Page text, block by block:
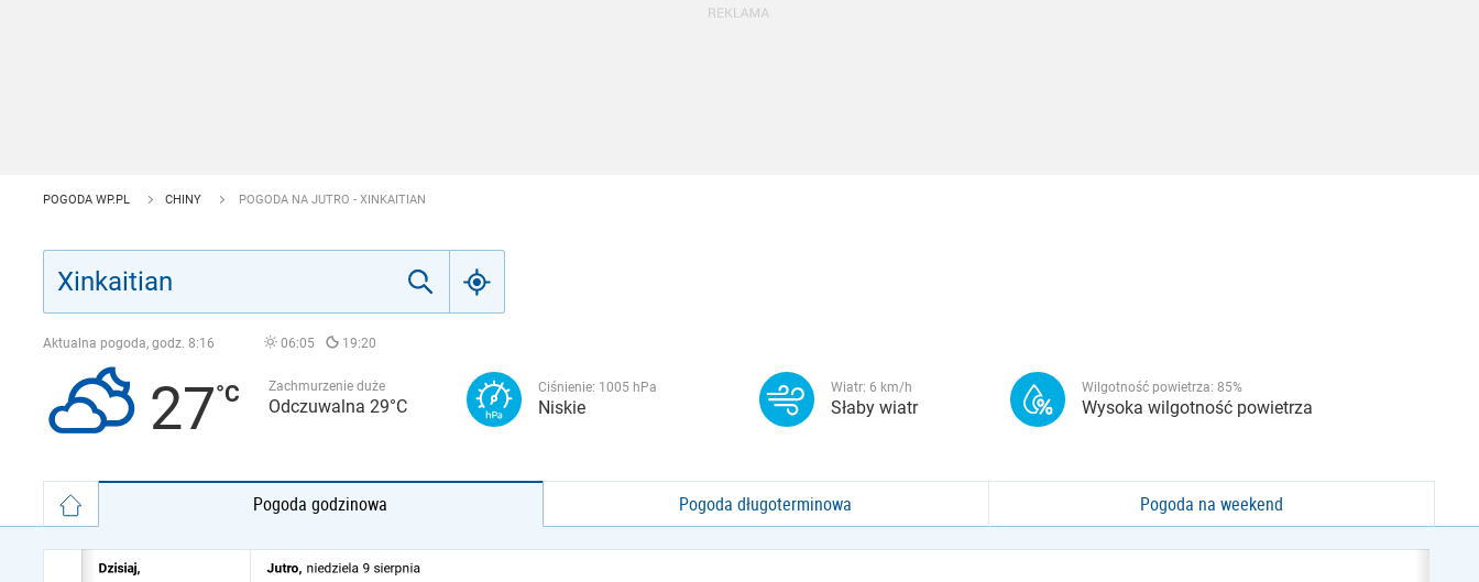
POGODA WP.PL CHINY POGODA NA JUTRO - XINKAITIAN
Aktualna pogoda, godz. 8:16 06:05 19:20
27 Zachmurzenie duże
Odczuwalna 29°C
Ciśnienie: 1005 hPa
Niskie
Wiatr: 6 km/h
Słaby wiatr
Wilgotność powietrza: 85%
Wysoka wilgotność powietrza
Pogoda godzinowa Pogoda długoterminowa Pogoda na weekend